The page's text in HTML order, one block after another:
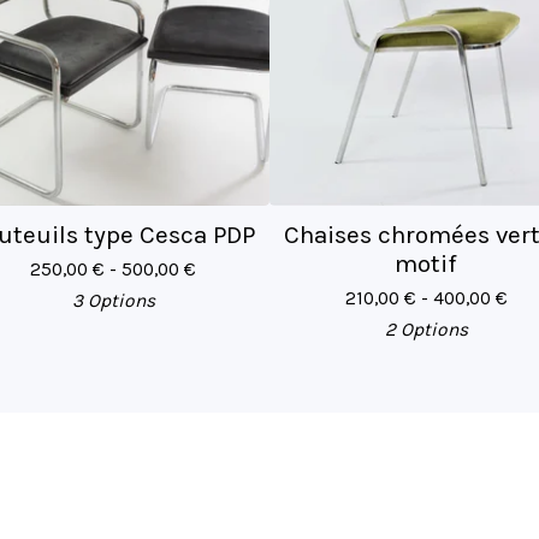
type Cesca PDP
250,00 € - 500,00 €
3 Options
Chaises chromées
motif
210,00 € - 400,00 €
2 Options